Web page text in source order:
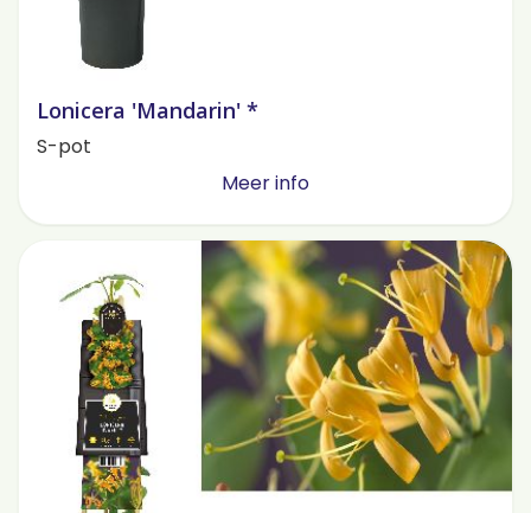
Lonicera 'Mandarin' *
S-pot
Meer info